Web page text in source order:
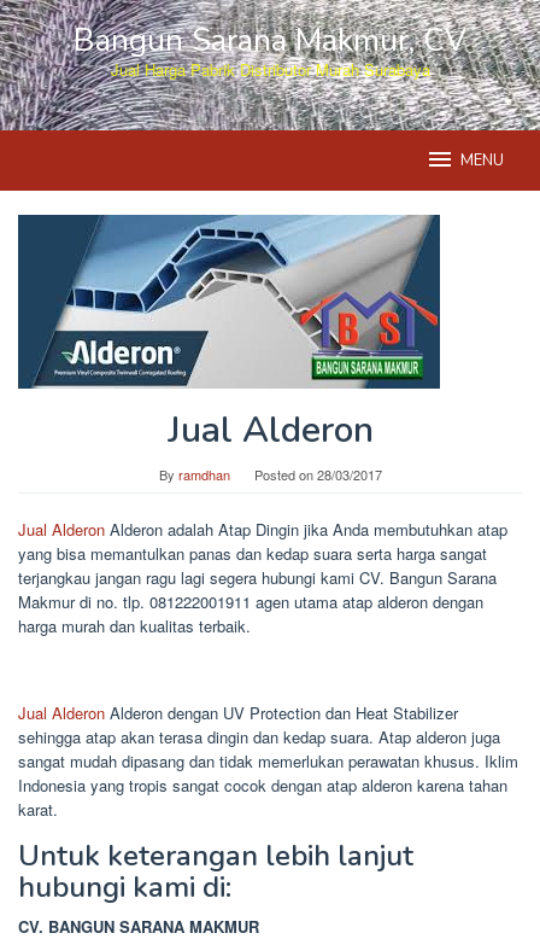
Skip
to
content
Bangun Sarana Makmur, CV
Jual Harga Pabrik Distributor Murah Surabaya
MENU
Jual Alderon
By ramdhan Posted on28/03/2017
Jual Alderon Alderon adalah Atap Dingin jika Anda membutuhkan atap
yang bisa memantulkan panas dan kedap suara serta harga sangat
terjangkau jangan ragu lagi segera hubungi kami CV. Bangun Sarana
Makmur di no. tlp. 081222001911 agen utama atap alderon dengan
harga murah dan kualitas terbaik.
Jual Alderon Alderon dengan UV Protection dan Heat Stabilizer
sehingga atap akan terasa dingin dan kedap suara. Atap alderon juga
sangat mudah dipasang dan tidak memerlukan perawatan khusus. Iklim
Indonesia yang tropis sangat cocok dengan atap alderon karena tahan
karat.
Untuk keterangan lebih lanjut
hubungi kami di:
CV. BANGUN SARANA MAKMUR